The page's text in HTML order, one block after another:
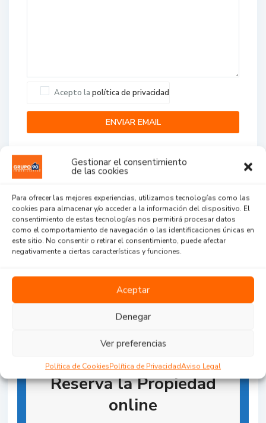
Gestionar el consentimiento
de las cookies
Para ofrecer las mejores experiencias, utilizamos tecnologías como las
cookies para almacenar y/o acceder a la información del dispositivo. El
consentimiento de estas tecnologías nos permitirá procesar datos
como el comportamiento de navegación o las identificaciones únicas en
este sitio. No consentir o retirar el consentimiento, puede afectar
negativamente a ciertas características y funciones.
Aceptar
Denegar
Ver preferencias
Política de CookiesPolítica de PrivacidadAviso Legal
Acepto la política de privacidad
Agent Reviews
...
Reserva la Propiedad
online